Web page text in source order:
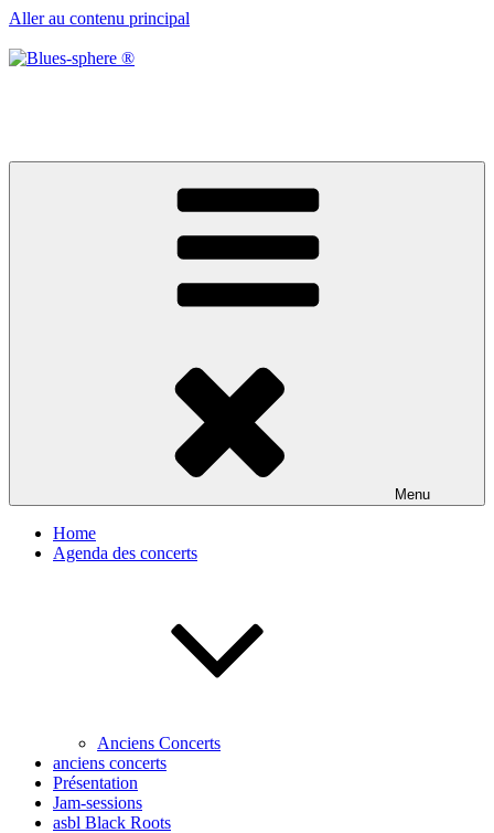
Aller au contenu principal
Menu
Home
Agenda des concerts
Anciens Concerts
anciens concerts
Présentation
Jam-sessions
asbl Black Roots